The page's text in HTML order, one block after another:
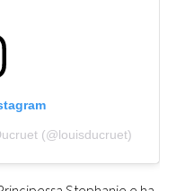
(@louisducruet)